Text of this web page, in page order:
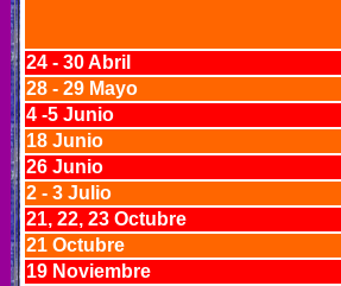
24 - 30 Abril
28 - 29 Mayo
4 -5 Junio
18 Junio
26 Junio
2 - 3 Julio
21, 22, 23 Octubre
21 Octubre
19 Noviembre